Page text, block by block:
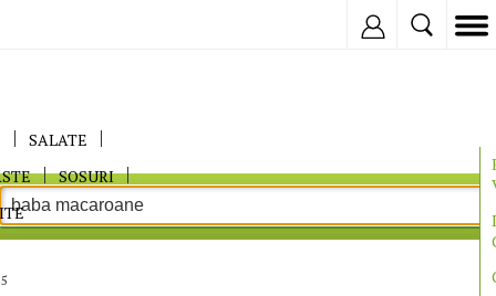
SALATE
SOSURI